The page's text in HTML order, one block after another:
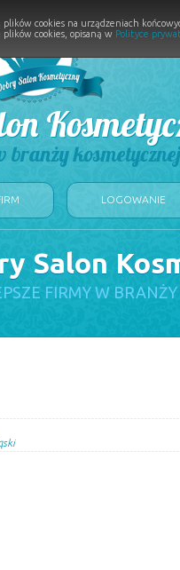
LOGOWANIE
Salon
FIRMY W
cookies na urządzeniach
cookies, opisaną w Polityce